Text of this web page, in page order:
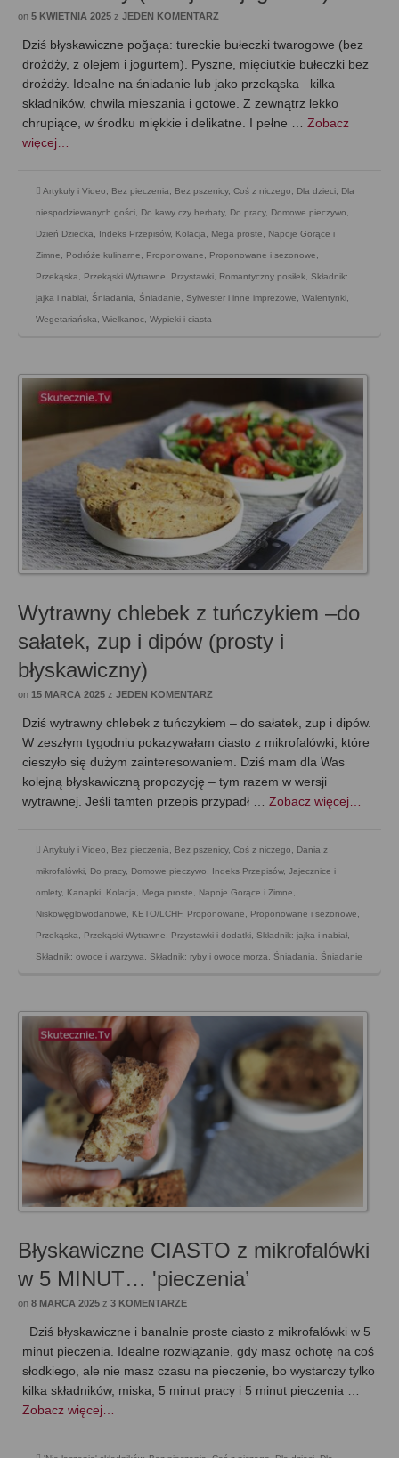
on 5 KWIETNIA 2025 z JEDEN KOMENTARZ
Dziś błyskawiczne poğaça: tureckie bułeczki twarogowe (bez
drożdży, z olejem i jogurtem). Pyszne, mięciutkie bułeczki bez
drożdży. Idealne na śniadanie lub jako przekąska –kilka
składników, chwila mieszania i gotowe. Z zewnątrz lekko
chrupiące, w środku miękkie i delikatne. I pełne … Zobacz
więcej…
Artykuły i Video Bez pieczenia Bez pszenicy, Coś z niczego Dla dzieci Dla
niespodziewanych gości Do kawy czy herbaty, Do pracy, Domowe pieczywo
Dzień Dziecka Indeks Przepisów, Kolacja Mega proste Napoje Gorące i
Zimne Podróże kulinarne Proponowane Proponowane i sezonowe
Przekąska Przekąski Wytrawne Przystawki Romantyczny posiłek Składnik:
jajka i nabiał Śniadania Śniadanie Sylwester i inne imprezowe Walentynki
Wegetariańska Wielkanoc Wypieki i ciasta
Wytrawny chlebek z tuńczykiem –do
sałatek, zup i dipów (prosty i
błyskawiczny)
on 15 MARCA 2025 z JEDEN KOMENTARZ
Dziś wytrawny chlebek z tuńczykiem – do sałatek, zup i dipów.
W zeszłym tygodniu pokazywałam ciasto z mikrofalówki, które
cieszyło się dużym zainteresowaniem. Dziś mam dla Was
kolejną błyskawiczną propozycję – tym razem w wersji
wytrawnej. Jeśli tamten przepis przypadł … Zobacz więcej…
Artykuły i Video Bez pieczenia Bez pszenicy, Coś z niczego Dania z
mikrofalówki Do pracy, Domowe pieczywo Indeks Przepisów, Jajecznice i
omlety, Kanapki Kolacja Mega proste Napoje Gorące i Zimne
Niskowęglowodanowe, KETO/LCHF, Proponowane Proponowane i sezonowe
Przekąska Przekąski Wytrawne Przystawki i dodatki Składnik: jajka i nabiał
Składnik: owoce i warzywa Składnik: ryby i owoce morza Śniadania Śniadanie
Błyskawiczne CIASTO z mikrofalówki
w 5 MINUT… 'pieczenia’
on 8 MARCA 2025 z 3 KOMENTARZE
Dziś błyskawiczne i banalnie proste ciasto z mikrofalówki w 5
minut pieczenia. Idealne rozwiązanie, gdy masz ochotę na coś
słodkiego, ale nie masz czasu na pieczenie, bo wystarczy tylko
kilka składników, miska, 5 minut pracy i 5 minut pieczenia …
Zobacz więcej…